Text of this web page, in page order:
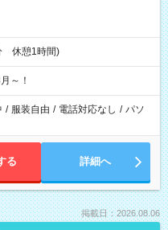
休憩1時間)
～！
/ 服装自由 / 電話対応なし / パソ
る 詳細へ
掲載日：2026.08.06